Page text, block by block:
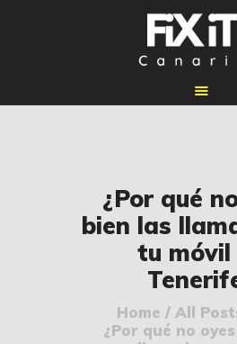
¿Por qué
bien las
tu móvil
Home All
¿Por qué no
🔧
🛠️ SERVICIOS
ADICIONALES
👉 SOLICITAR
PRESUPUESTO
📞 CONTACTOS